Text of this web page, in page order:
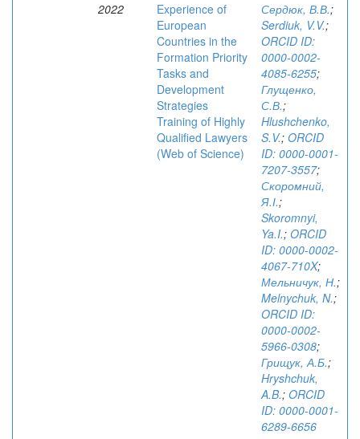
2022
Experience of
European
Countries in the
Formation Priority
Tasks and
Development
Strategies
Training of Highly
Qualified Lawyers
(Web of Science)
Сердюк, В.В.;
Serdiuk, V.V.;
ORCID ID:
0000-0002-
4085-6255;
Глущенко,
С.В.;
Hlushchenko,
S.V.; ORCID
ID: 0000-0001-
7207-3557;
Скоромний,
Я.І.;
Skoromnyi,
Ya.I.; ORCID
ID: 0000-0002-
4067-710X;
Мельничук, Н.;
Melnychuk, N.;
ORCID ID:
0000-0002-
5966-0308;
Грищук, А.Б.;
Hryshchuk,
A.B.; ORCID
ID: 0000-0001-
6289-6656